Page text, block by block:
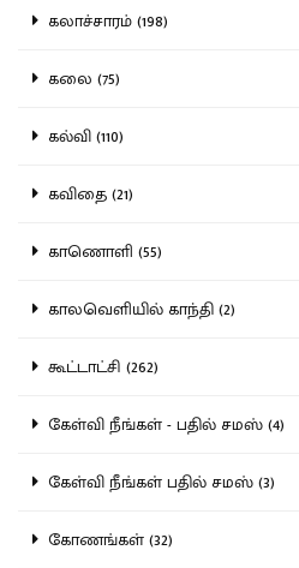
கலாச்சாரம் (198)
கலை (75)
கல்வி (110)
கவிதை (21)
காணொளி (55)
காலவெளியில் காந்தி (2)
கூட்டாட்சி (262)
கேள்வி நீங்கள் - பதில் சமஸ் (4)
கேள்வி நீங்கள் பதில் சமஸ் (3)
கோணங்கள் (32)